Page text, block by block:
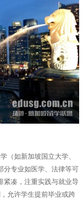
（如新加坡国立大学、
分专业如医学、法律等可
紧凑，注重实践与就业导
允许学生提前毕业或跨